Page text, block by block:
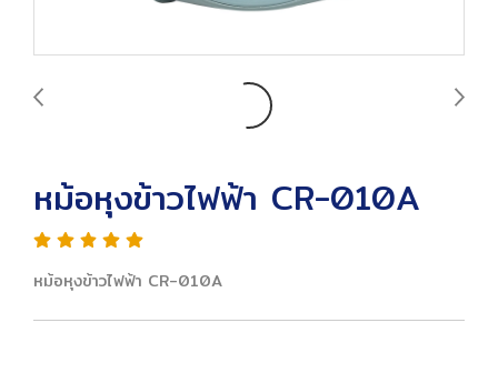
หม้อหุงข้าวไฟฟ้า CR-010A
หม้อหุงข้าวไฟฟ้า CR-010A